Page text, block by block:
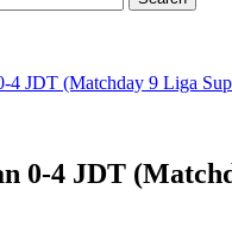
4 JDT (Matchday 9 Liga
0-4 JDT